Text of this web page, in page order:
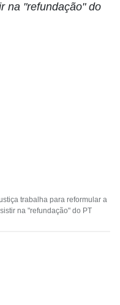
na "refundação" do
trabalha para reformular a
na "refundação" do PT